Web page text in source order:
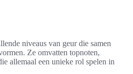
niveaus van geur die samen
Ze omvatten topnoten,
allemaal een unieke rol spelen in